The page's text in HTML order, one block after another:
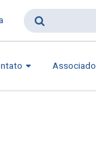
Associado